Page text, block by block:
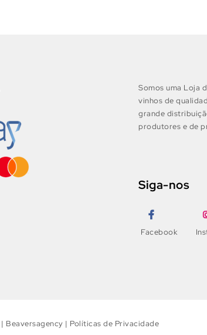
Somos uma Loja
vinhos de
grande
produtores e de
Siga-nos
Facebook
| Beaversagency | Políticas de Privacidade